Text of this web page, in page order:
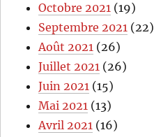
Octobre 2021 (19)
Septembre 2021 (22)
Août 2021 (26)
Juillet 2021 (26)
Juin 2021 (15)
Mai 2021 (13)
Avril 2021 (16)